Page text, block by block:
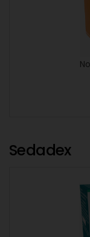
Sedadex